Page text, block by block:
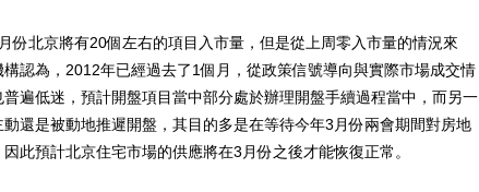
北京將有20個左右的項目入市量，但是從上周零入市量的情況來
認為，2012年已經過去了1個月，從政策信號導向與實際市場成交情
遍低迷，預計開盤項目當中部分處於辦理開盤手續過程當中，而另一
還是被動地推遲開盤，其目的多是在等待今年3月份兩會期間對房地
此預計北京住宅市場的供應將在3月份之後才能恢復正常。